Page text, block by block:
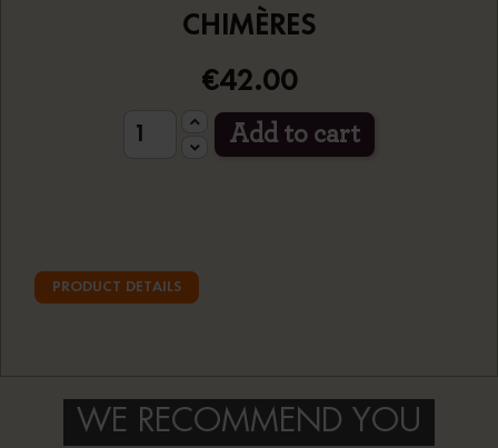
CHIMÈRES
€42.00
Add to cart
PRODUCT DETAILS
WE RECOMMEND YOU